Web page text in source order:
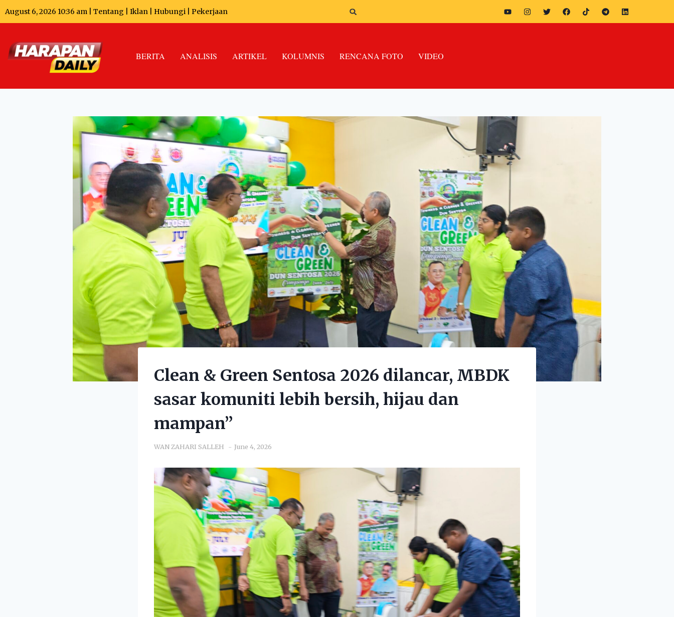
August 6, 2026 10:36 am | Tentang Iklan Hubungi Pekerjaan
BERITA ANALISIS ARTIKEL KOLUMNIS RENCANA FOTO VIDEO
Clean & Green Sentosa 2026 dilancar, MBDK
sasar komuniti lebih bersih, hijau dan
mampan”
WAN ZAHARI SALLEH June 4, 2026